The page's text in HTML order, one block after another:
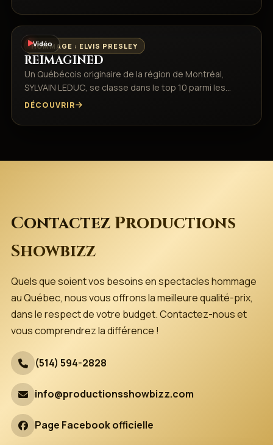
Vidéo
HOMMAGE : ELVIS PRESLEY
REIMAGINED
Un Québécois originaire de la région de Montréal,
SYLVAIN LEDUC, se classe dans le top 10 parmi les…
DÉCOUVRIR
Contactez Productions
Showbizz
Quels que soient vos besoins en spectacles hommage
au Québec, nous vous offrons la meilleure qualité-prix,
dans le respect de votre budget. Contactez-nous et
vous comprendrez la différence !
(514) 594-2828
info@productionsshowbizz.com
Page Facebook officielle